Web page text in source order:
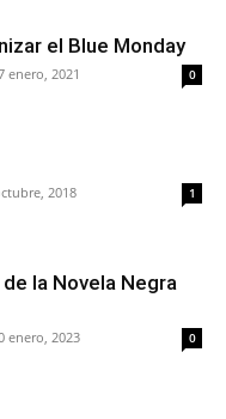
el Blue Monday
enero, 2021 0
2018 1
la Novela Negra
enero, 2023 0